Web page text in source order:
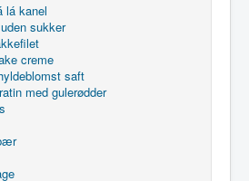
lá kanel
sukker
creme
saft
med gulerødder